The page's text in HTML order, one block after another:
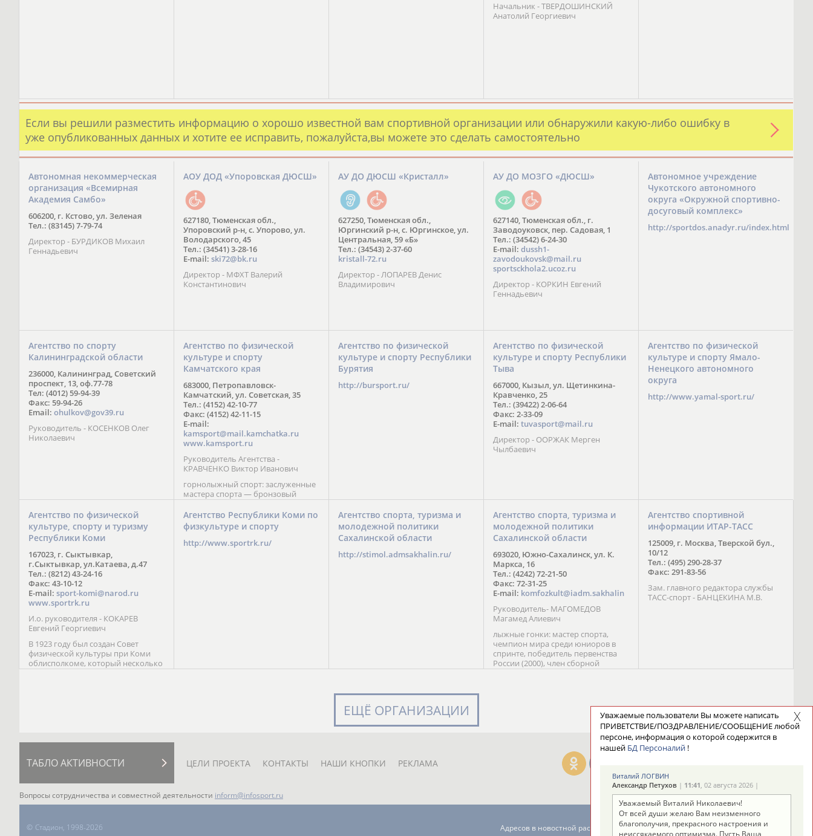
Начальник - ТВЕРДОШИНСКИЙ
Анатолий Георгиевич
Если вы решили разместить информацию о хорошо известной вам спортивной организации или обнаружили какую-либо ошибку в
уже опубликованных данных и хотите ее исправить, пожалуйста,вы можете это сделать самостоятельно
Автономная некоммерческая
организация «Всемирная
Академия Самбо»
606200, г. Кстово, ул. Зеленая
Тел.: (83145) 7-79-74
Директор - БУРДИКОВ Михаил
Геннадьевич
АОУ ДОД «Упоровская ДЮСШ»
627180, Тюменская обл.,
Упоровский р-н, с. Упорово, ул.
Володарского, 45
Тел.: (34541) 3-28-16
E-mail: ski72@bk.ru
Директор - МФХТ Валерий
Константинович
АУ ДО ДЮСШ «Кристалл»
627250, Тюменская обл.,
Юргинский р-н, с. Юргинское, ул.
Центральная, 59 «Б»
Тел.: (34543) 2-37-60
kristall-72.ru
Директор - ЛОПАРЕВ Денис
Владимирович
АУ ДО МОЗГО «ДЮСШ»
627140, Тюменская обл., г.
Заводоуковск, пер. Садовая, 1
Тел.: (34542) 6-24-30
​E-mail: dussh1-
zavodoukovsk@mail.ru
sportsckhola2.ucoz.ru
Директор - КОРКИН Евгений
Геннадьевич
Автономное учреждение
Чукотского автономного
округа «Окружной спортивно-
досуговый комплекс»
http://sportdos.anadyr.ru/index.html
Агентство по спорту
Калининградской области
236000, Калининград, Советский
проспект, 13, оф.77-78
Тел: (4012) 59-94-39
Факс: 59-94-26
Email: ohulkov@gov39.ru
Руководитель - КОСЕНКОВ Олег
Николаевич
Агентство по физической
культуре и спорту
Камчатского края
683000, Петропавловск-
Камчатский, ул. Советская, 35
Тел.: (4152) 42-10-77
Факс: (4152) 42-11-15
E-mail:
kamsport@mail.kamchatka.ru
www.kamsport.ru
Руководитель Агентства -
КРАВЧЕНКО Виктор Иванович
горнолыжный спорт: заслуженные
мастера спорта — бронзовый
призер Кубка мира (1997),
обладатель Кубка Европы (2002) В.
Зеленская; бронзовый призер
Паралимпийских игр в Солт-Лейк-
Сити (2002) А. Мошкин; мастер
Агентство по физической
культуре и спорту Республики
Бурятия
http://bursport.ru/
Агентство по физической
культуре и спорту Республики
Тыва
667000, Кызыл, ул. Щетинкина-
Кравченко, 25
Тел.: (39422) 2-06-64
Факс: 2-33-09
E-mail: tuvasport@mail.ru
Директор - ООРЖАК Мерген
Чылбаевич
Агентство по физической
культуре и спорту Ямало-
Ненецкого автономного
округа
http://www.yamal-sport.ru/
Агентство по физической
культуре, спорту и туризму
Республики Коми
167023, г. Сыктывкар,
г.Сыктывкар, ул.Катаева, д.47
Тел.: (8212) 43-24-16
Факс: 43-10-12
E-mail: sport-komi@narod.ru
www.sportrk.ru
И.о. руководителя - КОКАРЕВ
Евгений Георгиевич
В 1923 году был создан Совет
физической культуры при Коми
облисполкоме, который несколько
раз реорганизовывался; с 1994 года
Агентство Республики Коми по
физкультуре и спорту
http://www.sportrk.ru/
Агентство спорта, туризма и
молодежной политики
Сахалинской области
http://stimol.admsakhalin.ru/
Агентство спорта, туризма и
молодежной политики
Сахалинской области
693020, Южно-Сахалинск, ул. К.
Маркса, 16
Тел.: (4242) 72-21-50
Факс: 72-31-25
E-mail: komfozkult@iadm.sakhalin
Руководитель- МАГОМЕДОВ
Магамед Алиевич
лыжные гонки: мастер спорта,
чемпион мира среди юниоров в
спринте, победитель первенства
России (2000), член сборной
команды России С. Новиков;
Кубка России (1999) В. Разницын;
первенств России (1999, 2000), член
юниорской сборной команды
Агентство спортивной
информации ИТАР-ТАСС
125009, г. Москва, Тверской бул.,
10/12
Тел.: (495) 290-28-37
Факс: 291-83-56
Зам. главного редактора службы
ТАСС-спорт - БАНЦЕКИНА М.В.
ЕЩЁ ОРГАНИЗАЦИИ
ТАБЛО АКТИВНОСТИ ЦЕЛИ ПРОЕКТА КОНТАКТЫ НАШИ КНОПКИ РЕКЛАМА
Вопросы сотрудничества и совместной деятельности inform@infosport.ru
© Стадион, 1998-2026 Адресов в новостной рассылке: 996
Уважаемые пользователи Вы можете написать
ПРИВЕТСТВИЕ/ПОЗДРАВЛЕНИЕ/СООБЩЕНИЕ любой
персоне, информация о которой содержится в
нашей БД Персоналий !
Виталий ЛОГВИН
Александр Петухов | 11:41, 02 августа 2026 |
Уважаемый Виталий Николаевич!
От всей души желаю Вам неизменного
благополучия, прекрасного настроения и
неиссякаемого оптимизма. Пусть Ваша